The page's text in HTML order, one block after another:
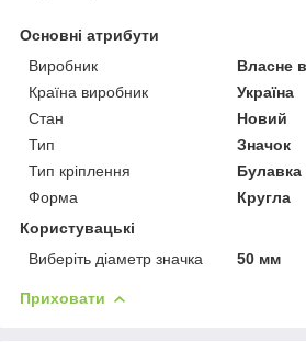
Основні атрибути
Виробник
Власне
Країна виробник
Україна
Стан
Новий
Тип
Значок
Тип кріплення
Булавка
Форма
Кругла
Користувацькі
Виберіть діаметр значка
50 мм
Приховати